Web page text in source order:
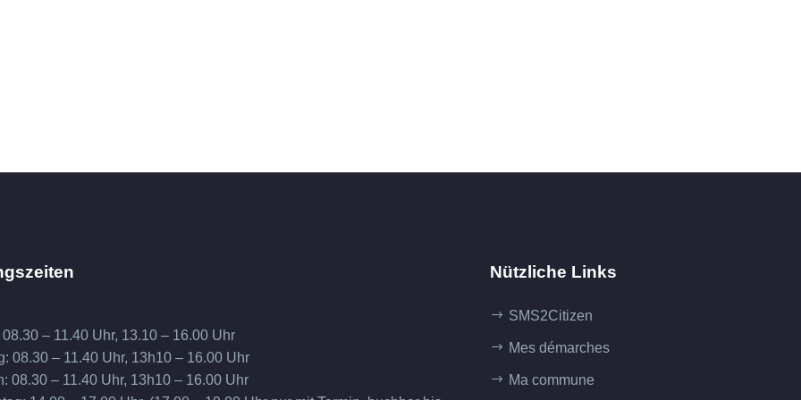
08.30 – 11.40 Uhr, 13.10 – 16.00 Uhr
08.30 – 11.40 Uhr, 13h10 – 16.00 Uhr
08.30 – 11.40 Uhr, 13h10 – 16.00 Uhr
Nützliche Links
SMS2Citizen
Mes démarches
Ma commune